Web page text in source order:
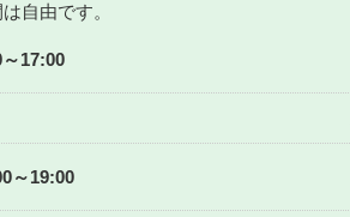
自由です。
17:00
～19:00